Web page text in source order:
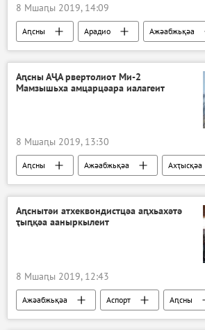
8 Мшаԥы 2019, 14:09
Аԥсны Арадио Ажәабжьқәа
Аԥсны АҶА рвертолиот Ми-2
Мамзышьха амцарцәара иалагеит
8 Мшаԥы 2019, 13:30
Аԥсны Ажәабжьқәа Ахҭысқәа
Аԥснытәи атхеквондистцәа аԥхьахәтә
ҭыԥқәа ааныркылеит
8 Мшаԥы 2019, 12:43
Ажәабжьқәа Аспорт Аԥсны